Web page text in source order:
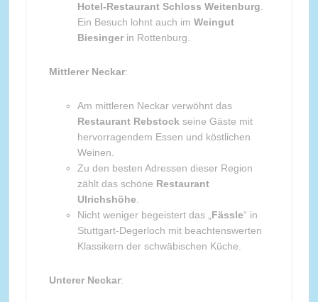
Hotel-Restaurant Schloss Weitenburg
Ein Besuch lohnt auch im Weingut
Biesingerin Rottenburg.
Mittlerer Neckar:
Am mittleren Neckar verwöhnt das
Restaurant Rebstock seine Gäste mit
hervorragendem Essen und köstlichen
Weinen.
Zu den besten Adressen dieser Region
zählt das schöne Restaurant
Ulrichshöhe
Nicht weniger begeistert das „ Fässle“ in
Stuttgart-Degerloch mit beachtenswerten
Klassikern der schwäbischen Küche.
Unterer Neckar: